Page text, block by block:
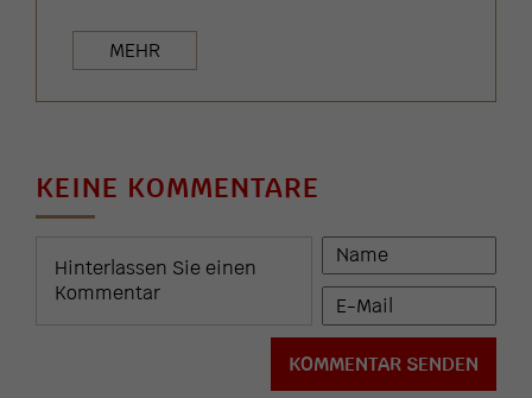
MEHR
KEINE KOMMENTARE